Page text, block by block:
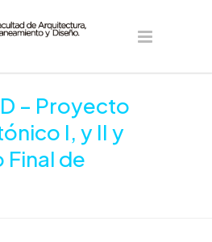
– Proyecto
I, y II y
de